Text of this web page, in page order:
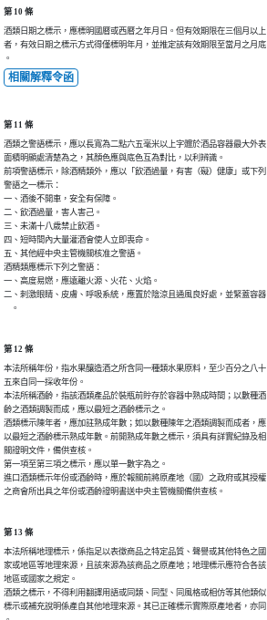
第 10 條
酒類日期之標示，應標明國曆或西曆之年月日。但有效期限在三個月以上
者，有效日期之標示方式得僅標明年月，並推定該有效期限至當月之月底
。
相關解釋令函
第 11 條
酒類之警語標示，應以長寬為二點六五毫米以上字體於酒品容器最大外表
面積明顯處清楚為之，其顏色應與底色互為對比，以利辨識。
前項警語標示，除酒精類外，應以「飲酒過量，有害（礙）健康」或下列
警語之一標示：
一、酒後不開車，安全有保障。
二、飲酒過量，害人害己。
三、未滿十八歲禁止飲酒。
四、短時間內大量灌酒會使人立即喪命。
五、其他經中央主管機關核准之警語。
酒精類應標示下列之警語：
一、高度易燃，應遠離火源、火花、火焰。
二、刺激眼睛、皮膚、呼吸系統，應置於陰涼且通風良好處，並緊蓋容器
    。
第 12 條
本法所稱年份，指水果釀造酒之所含同一種類水果原料，至少百分之八十
五來自同一採收年份。
本法所稱酒齡，指該酒類產品於裝瓶前貯存於容器中熟成時間；以數種酒
齡之酒類調製而成，應以最短之酒齡標示之。
酒類標示陳年者，應加註熟成年數；如以數種陳年之酒類調製而成者，應
以最短之酒齡標示熟成年數。前開熟成年數之標示，須具有詳實紀錄及相
關證明文件，備供查核。
第一項至第三項之標示，應以單一數字為之。
進口酒類標示年份或酒齡時，應於報關前將原產地（國）之政府或其授權
之商會所出具之年份或酒齡證明書送中央主管機關備供查核。
第 13 條
本法所稱地理標示，係指足以表徵商品之特定品質、聲譽或其他特色之國
家或地區等地理來源，且該來源為該商品之原產地；地理標示應符合各該
地區或國家之規定。
酒類之標示，不得利用翻譯用語或同類、同型、同風格或相仿等其他類似
標示或補充說明係產自其他地理來源。其已正確標示實際原產地者，亦同